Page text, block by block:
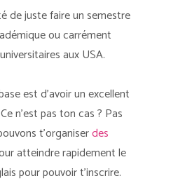
de juste faire un semestre
ou carrément
aux USA.
est d’avoir un excellent
n’est pas ton cas ? Pas
t’organiserdes
atteindre rapidement le
pour pouvoir t’inscrire.